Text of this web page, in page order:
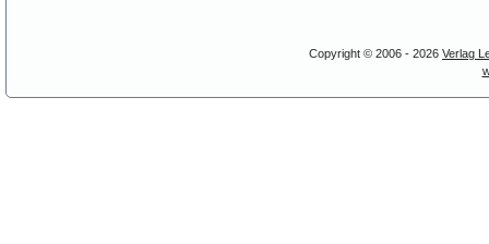
Copyright © 2006 - 2026 Verlag